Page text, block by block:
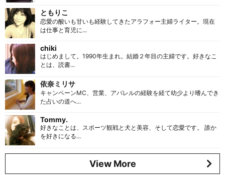
ともりこ
恋愛の酸いも甘いも経験してきたアラフォー主婦ライター。現在
は仕事と育児に...
chiki
はじめまして。1990年生まれ。結婚２年目の主婦です。好きなこ
とは、読書...
依奈ミリサ
キャンペーンMC、営業、アパレルの経験を経て幼少より嗜んでき
た占いの道へ...
Tommy.
好きなことは、スポーツ観戦と犬と美容、そして恋愛です。 誰か
を好きになる...
View More